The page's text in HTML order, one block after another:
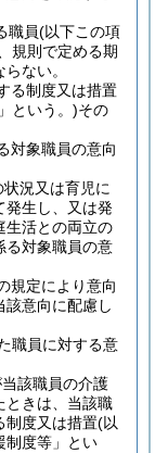
職員(以下この項
規則で定める期
ない。
る制度又は措置
という。)その
対象職員の意向
況又は育児に
発生し、又は発
生活との両立の
る対象職員の意
規定により意向
該意向に配慮し
職員に対する意
該職員の介護
ときは、当該職
制度又は措置(以
制度等」とい